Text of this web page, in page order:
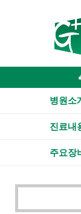
병원소
진료내
주요장